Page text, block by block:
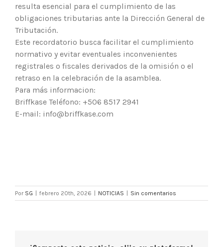
resulta esencial para el cumplimiento de las
obligaciones tributarias ante la Dirección General de
Tributación.
Este recordatorio busca facilitar el cumplimiento
normativo y evitar eventuales inconvenientes
registrales o fiscales derivados de la omisión o el
retraso en la celebración de la asamblea.
Para más informacion:
Briffkase Teléfono: +506 8517 2941
E-mail: info@briffkase.com
Por SG | febrero 20th, 2026 | NOTICIAS | Sin comentarios